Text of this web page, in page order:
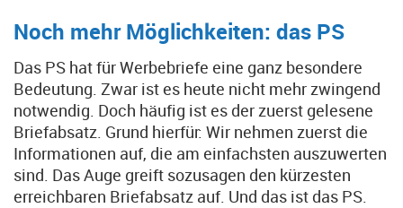
Noch mehr Möglichkeiten: das PS
Das PS hat für Werbebriefe eine ganz besondere
Bedeutung. Zwar ist es heute nicht mehr zwingend
notwendig. Doch häufig ist es der zuerst gelesene
Briefabsatz. Grund hierfür: Wir nehmen zuerst die
Informationen auf, die am einfachsten auszuwerten
sind. Das Auge greift sozusagen den kürzesten
erreichbaren Briefabsatz auf. Und das ist das PS.